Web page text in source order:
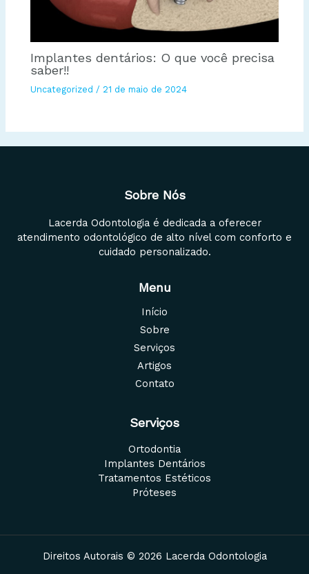
Implantes dentários: O que você precisa
saber!!
Uncategorized /21 de maio de 2024
Sobre Nós
Lacerda Odontologia é dedicada a oferecer
atendimento odontológico de alto nível com conforto e
cuidado personalizado.
Menu
Início
Sobre
Serviços
Artigos
Contato
Serviços
Ortodontia
Implantes Dentários
Tratamentos Estéticos
Próteses
Direitos Autorais © 2026 Lacerda Odontologia